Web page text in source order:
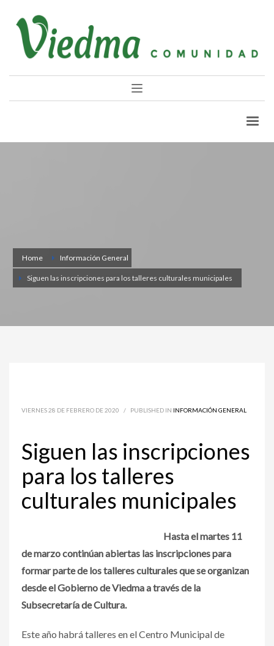
Home Información General
Siguen las inscripciones para los talleres culturales municipales
VIERNES 28 DE FEBRERO DE 2020 / PUBLISHED IN INFORMACIÓN GENERAL
Siguen las inscripciones
para los talleres
culturales municipales
Hasta el martes 11
de marzo continúan abiertas las inscripciones para
formar parte de los talleres culturales que se organizan
desde el Gobierno de Viedma a través de la
Subsecretaría de Cultura.
Este año habrá talleres en el Centro Municipal de